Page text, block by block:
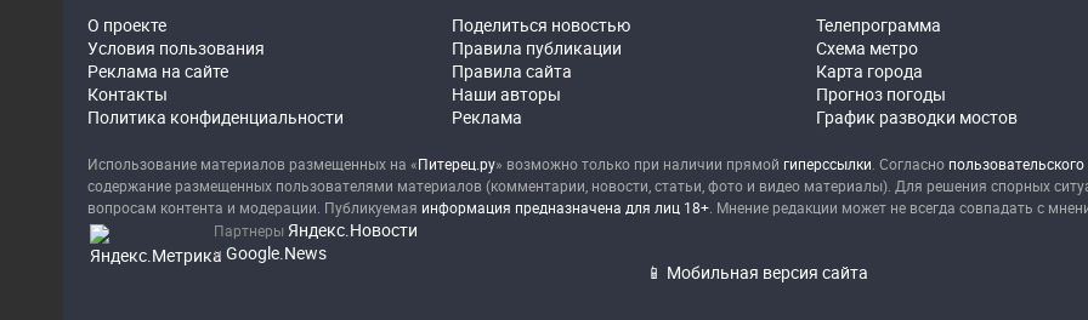
О проекте
Условия пользования
Реклама на сайте
Контакты
Политика конфиденциальности
Поделиться новостью
Правила публикации
Правила сайта
Наши авторы
Реклама
Телепрограмма
Схема метро
Карта города
Прогноз погоды
График разводки мостов
Использование материалов размещенных на «Питерец.ру» возможно только при наличии прямой гиперссылки. Согласно
содержание размещенных пользователями материалов (комментарии, новости, статьи, фото и видео материалы). Для решения спорных
вопросам контента и модерации. Публикуемая информация предназначена для лиц 18+. Мнение редакции может не всегда совпадать с
Партнеры Яндекс.Новости
и Google.News
📱 Мобильная версия сайта